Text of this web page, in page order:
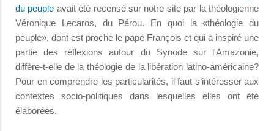
du peuple avait été recensé sur notre site par la théologienne
Véronique Lecaros, du Pérou. En quoi la «théologie du
peuple», dont est proche le pape François et qui a inspiré une
partie des réflexions autour du Synode sur l'Amazonie,
diffère-t-elle de la théologie de la libération latino-américaine?
Pour en comprendre les particularités, il faut s’intéresser aux
contextes socio-politiques dans lesquelles elles ont été
élaborées.